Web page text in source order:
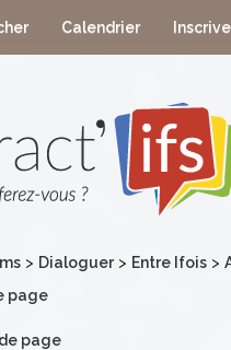
Calendrier
> Dialoguer> Entre Ifois >
page
page